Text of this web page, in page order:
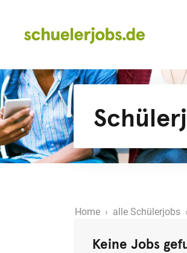
Home › alle Schülerjobs
Keine Jobs